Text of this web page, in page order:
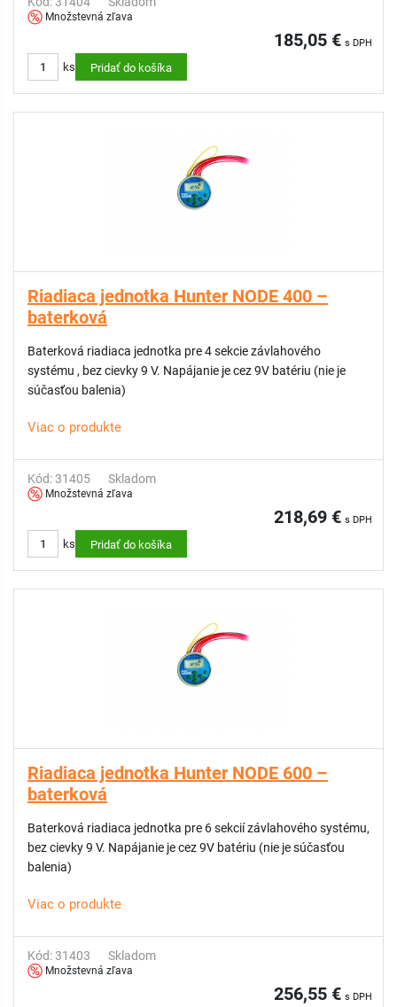
Množstevná zľava
185,05 € s DPH
ks Pridať do košíka
Riadiaca jednotka Hunter NODE 400 –
baterková
Baterková riadiaca jednotka pre 4 sekcie závlahového
systému , bez cievky 9 V. Napájanie je cez 9V batériu (nie je
súčasťou balenia)
Viac o produkte
Kód: 31405 Skladom
Množstevná zľava
218,69 € s DPH
ks Pridať do košíka
Riadiaca jednotka Hunter NODE 600 –
baterková
Baterková riadiaca jednotka pre 6 sekcií závlahového systému,
bez cievky 9 V. Napájanie je cez 9V batériu (nie je súčasťou
balenia)
Viac o produkte
Kód: 31403 Skladom
Množstevná zľava
256,55 € s DPH